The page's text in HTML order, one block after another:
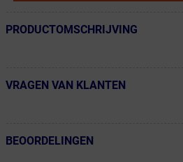
← Terug naar productnavigatie
PRODUCTOMSCHRIJVING
← Terug naar productnavigatie
VRAGEN VAN KLANTEN
← Terug naar productnavigatie
BEOORDELINGEN